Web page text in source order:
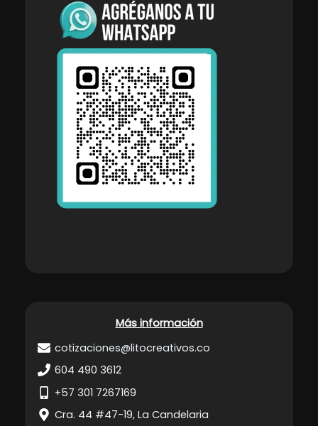
Más información
cotizaciones@litocreativos.co
604 490 3612
+57 301 7267169
Cra. 44 #47-19, La Candelaria